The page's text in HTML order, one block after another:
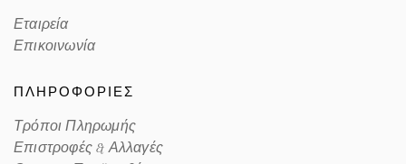
Color code
Εταιρεία
Επικοινωνία
ΠΛΗΡΟΦΟΡΙΕΣ
Τρόποι Πληρωμής
Επιστροφές & Αλλαγές